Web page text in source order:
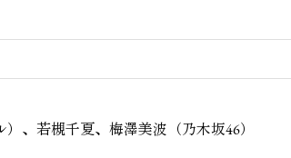
、若槻千夏、梅澤美波（乃木坂46）